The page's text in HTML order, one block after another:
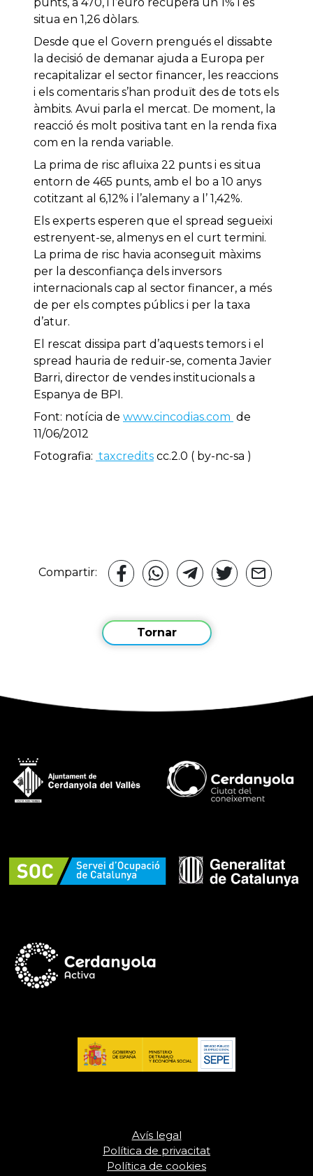
situa en 1,26 dòlars.
Desde que el Govern prengués el dissabte
la decisió de demanar ajuda a Europa per
recapitalizar el sector financer, les reaccions
i els comentaris s’han produït des de tots els
àmbits. Avui parla el mercat. De moment, la
reacció és molt positiva tant en la renda fixa
com en la renda variable.
La prima de risc afluixa 22 punts i es situa
entorn de 465 punts, amb el bo a 10 anys
cotitzant al 6,12% i l’alemany a l’ 1,42%.
Els experts esperen que el spread segueixi
estrenyent-se, almenys en el curt termini.
La prima de risc havia aconseguit màxims
per la desconfiança dels inversors
internacionals cap al sector financer, a més
de per els comptes públics i per la taxa
d’atur.
El rescat dissipa part d’aquests temors i el
spread hauria de reduir-se, comenta Javier
Barri, director de vendes institucionals a
Espanya de BPI.
Font: notícia de www.cincodias.com de
11/06/2012
Fotografia: taxcredits cc.2.0 ( by-nc-sa )
Compartir:
Tornar
Avís legal
Política de privacitat
Política de cookies